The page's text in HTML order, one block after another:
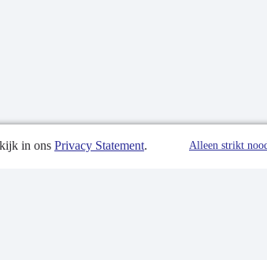
25-04-2023
in ons Privacy Statement. Alleen strikt